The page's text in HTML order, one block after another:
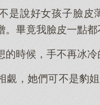
是說好女孩子臉
畢竟我臉皮一點都
的時候，手不再冰
覷，她們可不是豹